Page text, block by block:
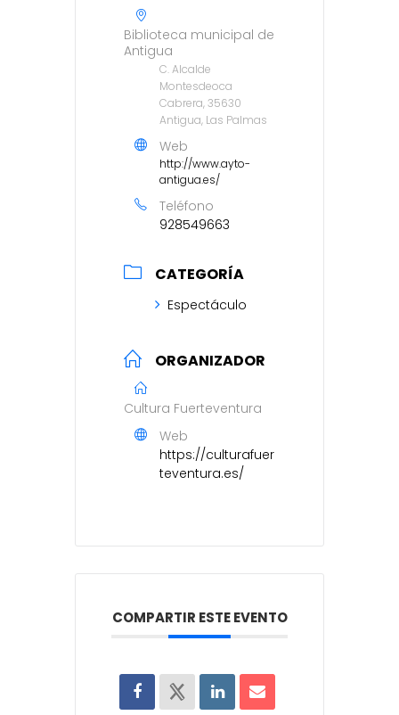
Biblioteca municipal de
Antigua
C. Alcalde
Montesdeoca
Cabrera, 35630
Antigua, Las Palmas
Web
http://www.ayto-
antigua.es/
Teléfono
928549663
CATEGORÍA
Espectáculo
ORGANIZADOR
Cultura Fuerteventura
Web
https://culturafuer
teventura.es/
COMPARTIR ESTE EVENTO